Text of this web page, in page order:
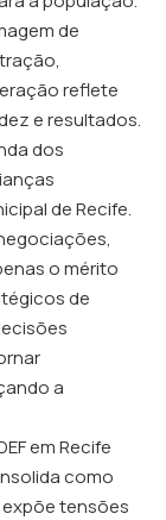
de
reflete
e resultados.
dos
de Recife.
o mérito
de
a
em Recife
como
expõe tensões